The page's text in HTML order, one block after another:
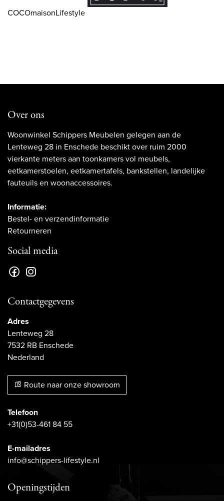
COCOmaisonLifestyle
Over ons
Woonwinkel Schippers Meubelen gelegen aan de
Lenteweg 28 in Enschede beschikt over ruim 2000
vierkante meters aan toonkamers vol meubels,
eetkamerstoelen, eetkamertafels, bankstellen, landelijke
fauteuils en woonaccessoires.
Informatie:
Bestel- en verzendinformatie
Retourneren
Social media
Contactgegevens
Adres
Lenteweg 28
7532 RB Enschede
Nederland
Route naar onze showroom
Telefoon
+31(0)53-461 84 55
E-mailadres
info@schippers-lifestyle.nl
Openingstijden